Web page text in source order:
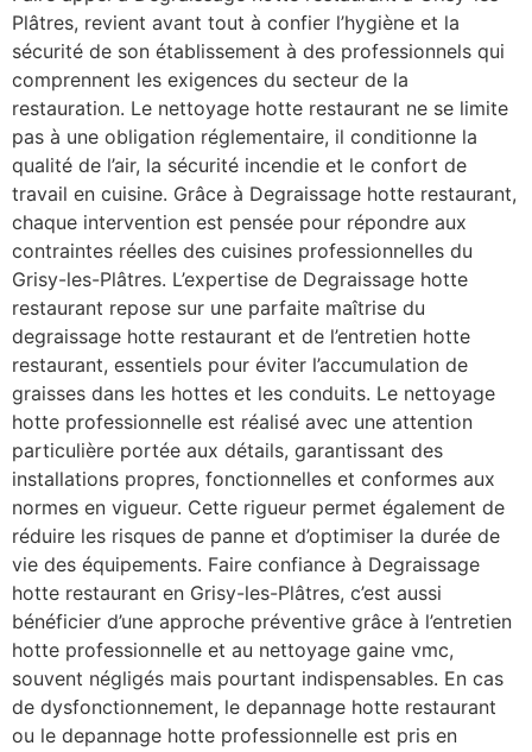
Plâtres, revient avant tout à confier l’hygiène et la
sécurité de son établissement à des professionnels qui
comprennent les exigences du secteur de la
restauration. Le nettoyage hotte restaurant ne se limite
pas à une obligation réglementaire, il conditionne la
qualité de l’air, la sécurité incendie et le confort de
travail en cuisine. Grâce à Degraissage hotte restaurant,
chaque intervention est pensée pour répondre aux
contraintes réelles des cuisines professionnelles du
Grisy-les-Plâtres. L’expertise de Degraissage hotte
restaurant repose sur une parfaite maîtrise du
degraissage hotte restaurant et de l’entretien hotte
restaurant, essentiels pour éviter l’accumulation de
graisses dans les hottes et les conduits. Le nettoyage
hotte professionnelle est réalisé avec une attention
particulière portée aux détails, garantissant des
installations propres, fonctionnelles et conformes aux
normes en vigueur. Cette rigueur permet également de
réduire les risques de panne et d’optimiser la durée de
vie des équipements. Faire confiance à Degraissage
hotte restaurant en Grisy-les-Plâtres, c’est aussi
bénéficier d’une approche préventive grâce à l’entretien
hotte professionnelle et au nettoyage gaine vmc,
souvent négligés mais pourtant indispensables. En cas
de dysfonctionnement, le depannage hotte restaurant
ou le depannage hotte professionnelle est pris en